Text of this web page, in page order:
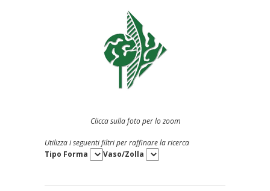
Clicca sulla foto per lo zoom
Utilizza i seguenti filtri per raffinare la ricerca
Tipo Forma
Vaso/Zolla